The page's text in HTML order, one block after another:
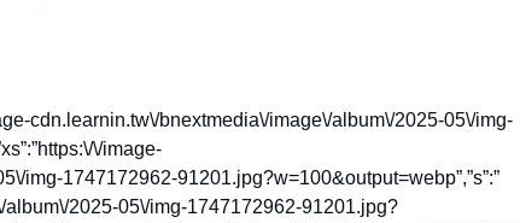
cdn.learnin.tw\/bnextmedia\/image\/album\/2025-05\/img-
\/image-
img-1747172962-91201.jpg?w=100&output=webp”,”s”:”
2025-05\/img-1747172962-91201.jpg?